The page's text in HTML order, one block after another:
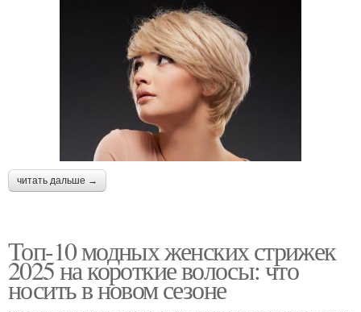
читать дальше →
Топ-10 модных женских стрижек
2025 на короткие волосы: что
носить в новом сезоне